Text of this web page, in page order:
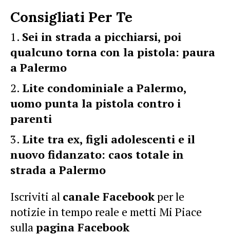
Consigliati Per Te
Sei in strada a picchiarsi, poi
qualcuno torna con la pistola: paura
a Palermo
Lite condominiale a Palermo,
uomo punta la pistola contro i
parenti
Lite tra ex, figli adolescenti e il
nuovo fidanzato: caos totale in
strada a Palermo
Iscriviti al canale Facebookper le
notizie in tempo reale e metti Mi Piace
sullapagina Facebook